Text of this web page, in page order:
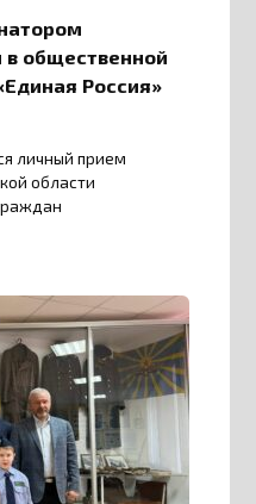
общественной
Россия»
личный прием
области